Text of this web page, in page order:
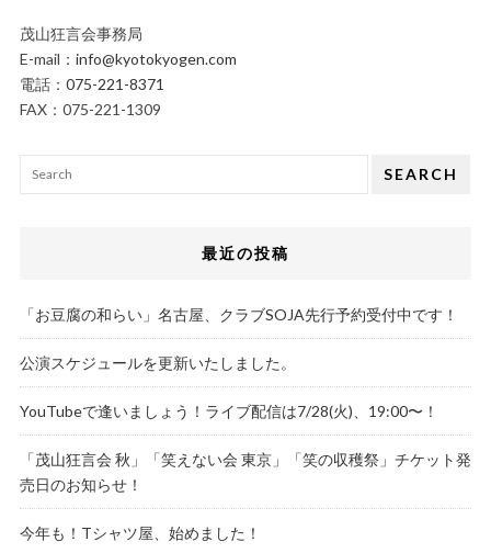
茂山狂言会事務局
E-mail： info@kyotokyogen.com
電話： 075-221-8371
FAX：075-221-1309
SEARCH
最近の投稿
「お豆腐の和らい」名古屋、クラブSOJA先行予約受付中です！
公演スケジュールを更新いたしました。
YouTubeで逢いましょう！ライブ配信は7/28(火)、19:00〜！
「茂山狂言会 秋」「笑えない会 東京」「笑の収穫祭」チケット発
売日のお知らせ！
今年も！Tシャツ屋、始めました！